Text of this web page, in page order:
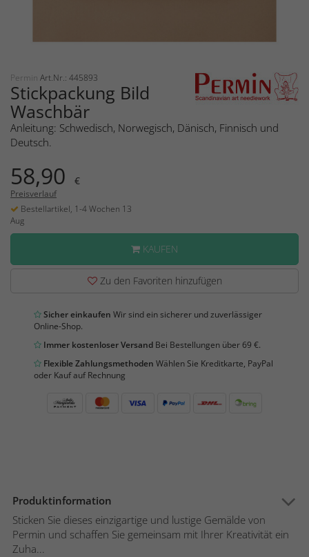
Permin Art.Nr.: 445893
Stickpackung Bild
Waschbär
Anleitung: Schwedisch, Norwegisch, Dänisch, Finnisch und
Deutsch.
58,90 €
Preisverlauf
Bestellartikel, 1-4 Wochen 13
Aug
KAUFEN
Zu den Favoriten hinzufügen
Sicher einkaufen Wir sind ein sicherer und zuverlässiger
Online-Shop.
Immer kostenloser Versand Bei Bestellungen über 69 €.
Flexible Zahlungsmethoden Wählen Sie Kreditkarte, PayPal
oder Kauf auf Rechnung
Produktinformation
Sticken Sie dieses einzigartige und lustige Gemälde von
Permin und schaffen Sie gemeinsam mit Ihrer Kreativität ein
Zuha...